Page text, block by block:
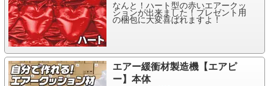
なんと！ハート型の赤いエアークッ
ションが出来ました！プレゼント用
の梱包に大変喜ばれますよ！
エアー緩衝材製造機【エアピ
ー】本体